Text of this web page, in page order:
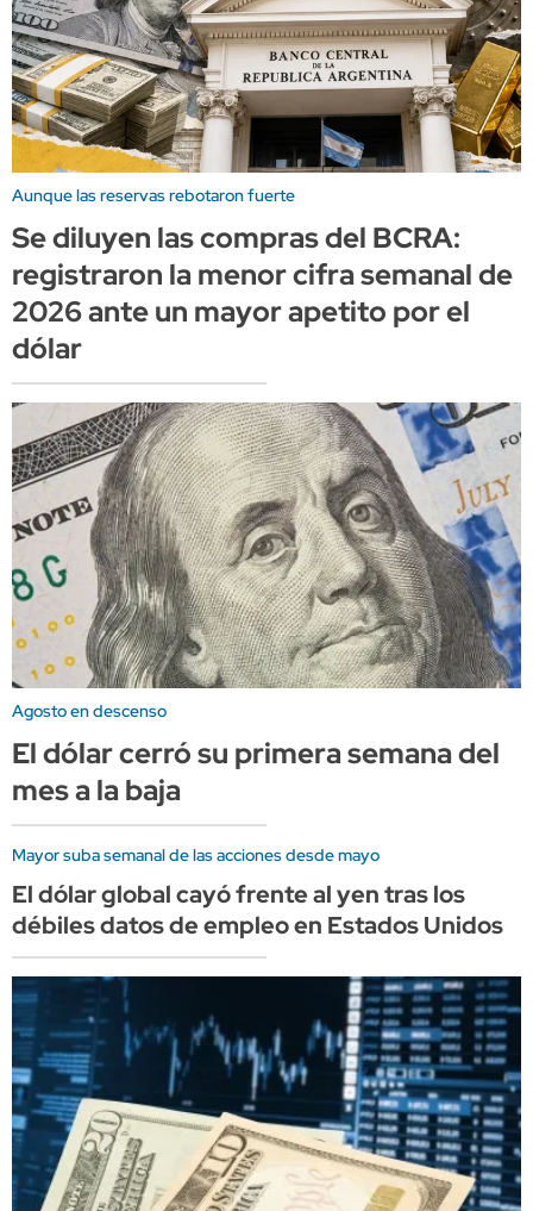
Aunque las reservas rebotaron fuerte
Se diluyen las compras del BCRA:
registraron la menor cifra semanal de
2026 ante un mayor apetito por el
dólar
Agosto en descenso
El dólar cerró su primera semana del
mes a la baja
Mayor suba semanal de las acciones desde mayo
El dólar global cayó frente al yen tras los
débiles datos de empleo en Estados Unidos